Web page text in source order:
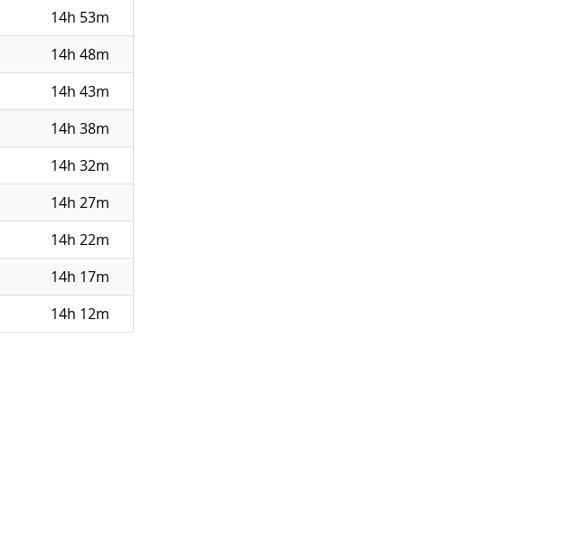
14h 53m
14h 48m
14h 43m
14h 38m
14h 32m
14h 27m
14h 22m
14h 17m
14h 12m